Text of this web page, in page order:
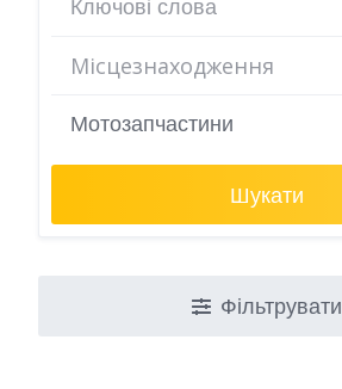
Мотозапчастини
Шукати
Фільтрувати